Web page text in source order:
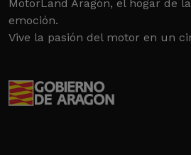
MotorLand Aragón, el hogar de
emoción.
Vive la pasión del motor en un